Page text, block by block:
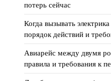
потерь сейчас
Когда вызывать
порядок действий и
Авиарейс между двумя
правила и требования к